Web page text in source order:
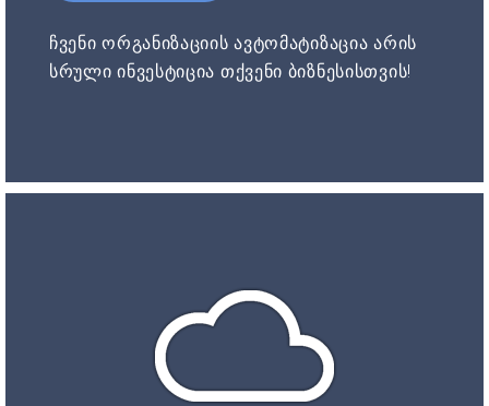
ჩვენი ორგანიზაციის ავტომატიზაცია არის
სრული ინვესტიცია თქვენი ბიზნესისთვის!